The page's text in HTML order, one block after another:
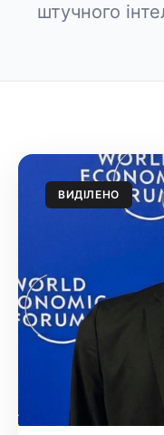
штучного
ВИДІЛЕНО